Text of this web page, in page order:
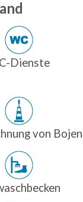
Dienste
von Bojen